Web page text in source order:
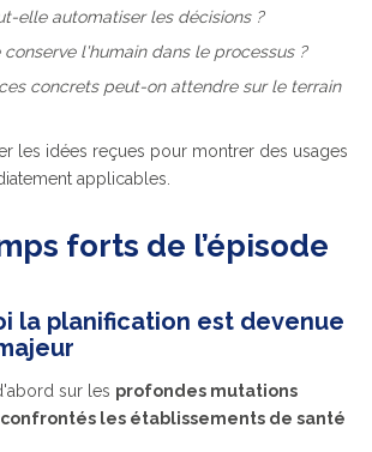
elle automatiser les décisions ?
l'humain dans le processus ?
concrets peut-on attendre sur le terrain
les idées reçues pour montrer des usages
applicables.
forts de l’épisode
la planification est devenue
sur les profondes mutations
les établissements de santé